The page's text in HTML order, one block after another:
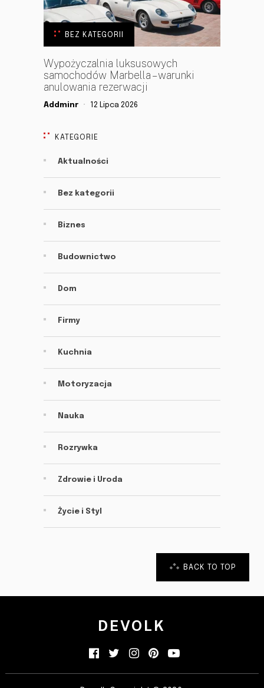
BEZ KATEGORII
Wypożyczalnia luksusowych
samochodów Marbella – warunki
anulowania rezerwacji
Addminr 12 Lipca 2026
KATEGORIE
Aktualności
Bez kategorii
Biznes
Budownictwo
Dom
Firmy
Kuchnia
Motoryzacja
Nauka
Rozrywka
Zdrowie i Uroda
Życie i Styl
BACK TO TOP
DEVOLK